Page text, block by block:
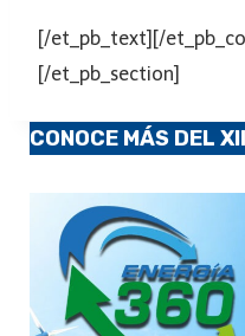
[/et_pb_text][/
[/et_pb_section]
CONOCE MÁS DEL